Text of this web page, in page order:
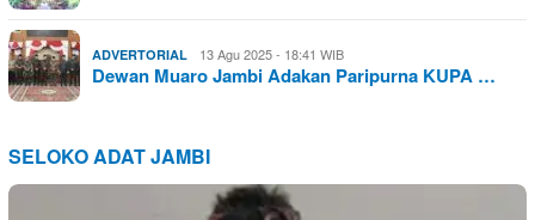
ADVERTORIAL 13 Agu 2025 - 18:41 WIB
Dewan Muaro Jambi Adakan Paripurna KUPA …
SELOKO ADAT JAMBI